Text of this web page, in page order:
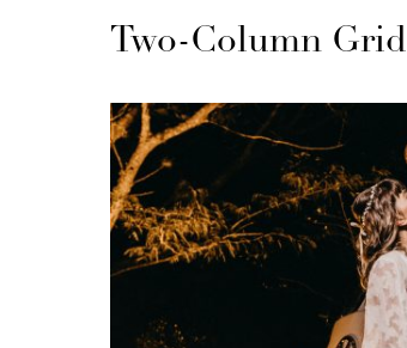
Two-Column Grid